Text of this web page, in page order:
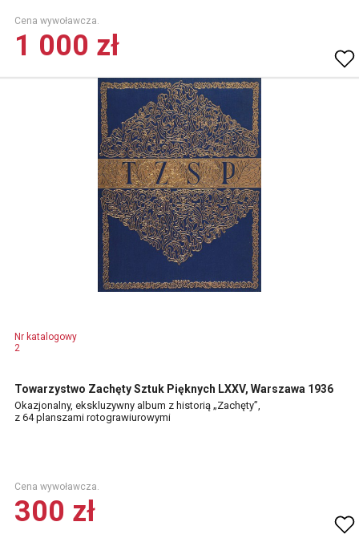
Cena wywoławcza.
1 000 zł
Nr katalogowy
2
Towarzystwo Zachęty Sztuk Pięknych LXXV, Warszawa 1936
Okazjonalny, ekskluzywny album z historią „Zachęty”,
z 64 planszami rotograwiurowymi
Cena wywoławcza.
300 zł